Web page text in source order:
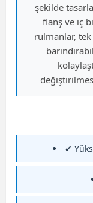
şekilde
flanş ve iç
rulmanlar,
✔